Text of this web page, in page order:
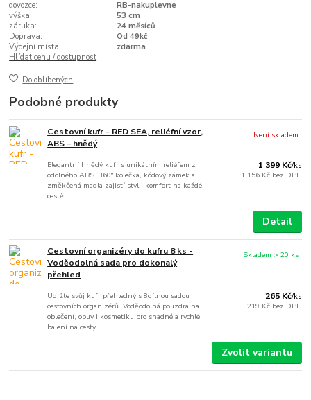
dovozce:
RB-nakuplevne
výška:
53 cm
záruka:
24 měsíců
Doprava:
Od 49kč
Výdejní místa:
zdarma
Hlídat cenu / dostupnost
Do oblíbených
Podobné produkty
Cestovní kufr - RED SEA, reliéfní vzor,
ABS – hnědý
Elegantní hnědý kufr s unikátním reliéfem z
odolného ABS. 360° kolečka, kódový zámek a
změkčená madla zajistí styl i komfort na každé
cestě.
1 399 Kč/ks
1 156 Kč bez DPH
Není skladem
Detail
Cestovní organizéry do kufru 8 ks -
Voděodolná sada pro dokonalý
přehled
Udržte svůj kufr přehledný s 8dílnou sadou
cestovních organizérů. Voděodolná pouzdra na
oblečení, obuv i kosmetiku pro snadné a rychlé
balení na cesty...
265 Kč/ks
219 Kč bez DPH
Skladem > 20 ks
Zvolit variantu